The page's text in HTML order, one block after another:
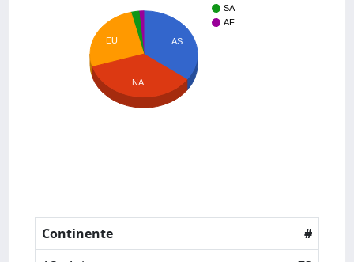
SA
AF
AS
EU
NA
Continente
#